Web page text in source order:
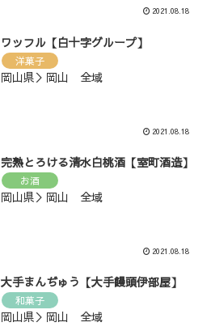
2021.08.18
ワッフル【白十字グループ】
洋菓子
岡山県＞岡山 全域
2021.08.18
完熟とろける清水白桃酒【室町酒造】
お酒
岡山県＞岡山 全域
2021.08.18
大手まんぢゅう【大手饅頭伊部屋】
和菓子
岡山県＞岡山 全域